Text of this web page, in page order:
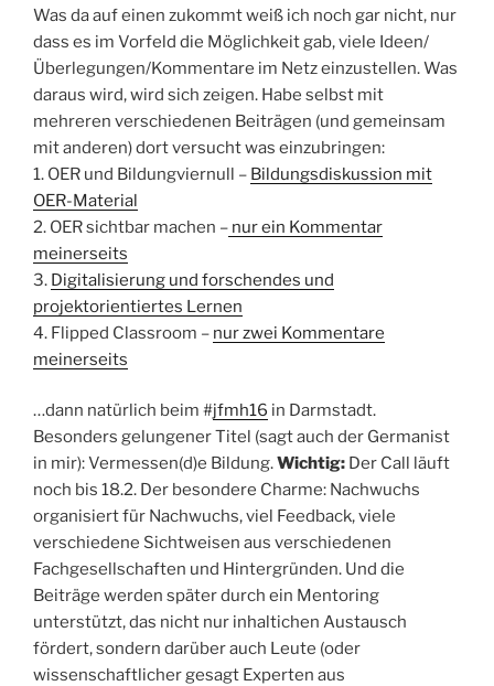
Was da auf einen zukommt weiß ich noch gar nicht, nur
dass es im Vorfeld die Möglichkeit gab, viele Ideen/
Überlegungen/Kommentare im Netz einzustellen. Was
daraus wird, wird sich zeigen. Habe selbst mit
mehreren verschiedenen Beiträgen (und gemeinsam
mit anderen) dort versucht was einzubringen:
1. OER und Bildungviernull – Bildungsdiskussion mit
OER-Material
2. OER sichtbar machen – nur ein Kommentar
meinerseits
3. Digitalisierung und forschendes und
projektorientiertes Lernen
4. Flipped Classroom – nur zwei Kommentare
meinerseits
…dann natürlich beim #jfmh16 in Darmstadt.
Besonders gelungener Titel (sagt auch der Germanist
in mir): Vermessen(d)e Bildung.Wichtig: Der Call läuft
noch bis 18.2. Der besondere Charme: Nachwuchs
organisiert für Nachwuchs, viel Feedback, viele
verschiedene Sichtweisen aus verschiedenen
Fachgesellschaften und Hintergründen. Und die
Beiträge werden später durch ein Mentoring
unterstützt, das nicht nur inhaltichen Austausch
fördert, sondern darüber auch Leute (oder
wissenschaftlicher gesagt Experten aus